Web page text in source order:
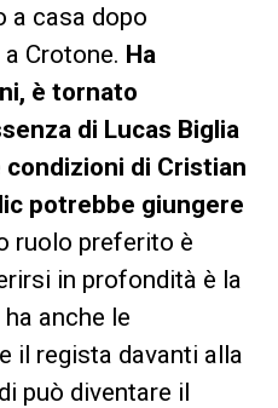
a casa dopo
a Crotone. Ha
è tornato
di Lucas Biglia
di Cristian
potrebbe giungere
ruolo preferito è
in profondità è la
anche le
il regista davanti alla
può diventare il